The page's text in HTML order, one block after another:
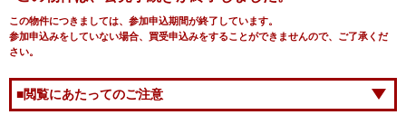
この物件につきましては、参加申込期間が終了しています。
参加申込みをしていない場合、買受申込みをすることができませんので、ご了承くだ
さい。
■閲覧にあたってのご注意